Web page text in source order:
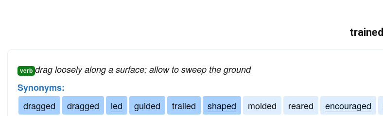
verb drag loosely along a surface; allow to sweep the ground
Synonyms:
dragged
dragged led guided trailed shaped molded reared encouraged